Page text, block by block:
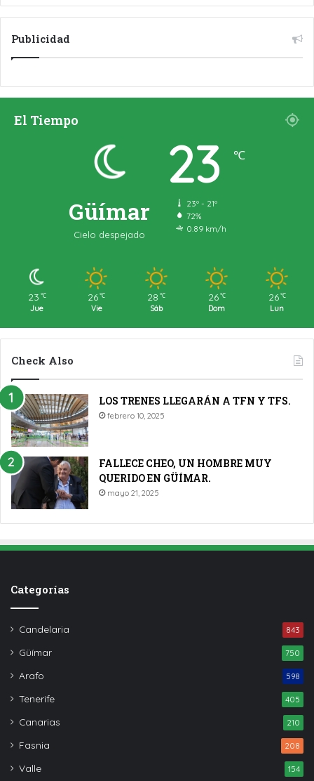
Publicidad
El Tiempo
Güímar
Cielo despejado
23 ℃
23º - 21º
72%
0.89 km/h
23 ℃
Jue
26 ℃
Vie
28 ℃
Sáb
26 ℃
Dom
26 ℃
Lun
Check Also
LOS TRENES LLEGARÁN A TFN Y TFS.
febrero 10, 2025
FALLECE CHEO, UN HOMBRE MUY
QUERIDO EN GÜÍMAR.
mayo 21, 2025
Categorías
Candelaria 843
Güímar 750
Arafo 598
Tenerife 405
Canarias 210
Fasnia 208
Valle 154